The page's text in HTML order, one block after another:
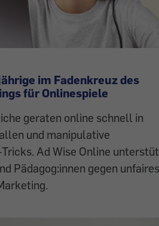
im Fadenkreuz des
für Onlinespiele
geraten online schnell in
und manipulative
Ad Wise Online
Pädagog:innen gegen unfaires